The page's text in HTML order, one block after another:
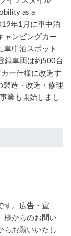
as a
年1月に車中泊
ャンピングカー
車中泊スポット
録車両は約500台
ー仕様に改造す
製造・改造・修理
業も開始しまし
す。広告・宣
様からのお問い
らお願いいたし